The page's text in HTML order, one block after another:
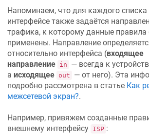
Напоминаем, что для каждого списка
интерфейсе также задаётся
трафика, к которому данные правила
применены. Направление
относительно интерфейса (входящее
направление in
— всегда к
а исходящее out
— от него). Эта
подробно рассмотрена в статье Как
межсетевой экран?.
Например, привяжем созданные
внешнему интерфейсу ISP :